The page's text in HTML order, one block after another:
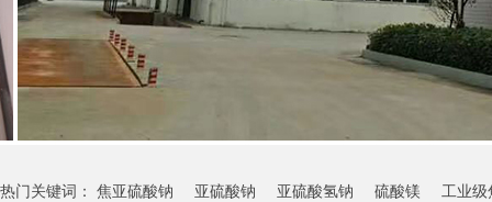
热门关键词： 焦亚硫酸钠 亚硫酸钠 亚硫酸氢钠 硫酸镁 工业